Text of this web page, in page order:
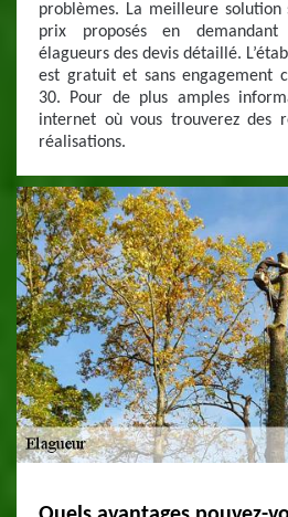
problèmes. La meilleure
prix proposés en
élagueurs des devis détaillé.
est gratuit et sans engagement
30. Pour de plus amples
internet où vous trouverez des
réalisations.